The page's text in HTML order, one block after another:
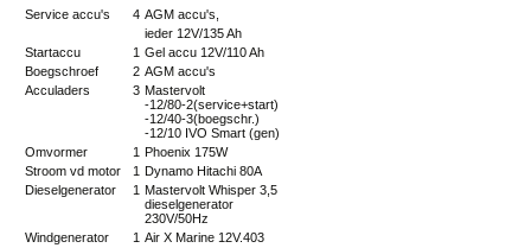
Service accu's 4 AGM accu's,
ieder 12V/135 Ah
Startaccu
1 Gel accu 12V/110 Ah
Boegschroef
2 AGM accu's
Acculaders
3 Mastervolt
-12/80-2(service+start)
-12/40-3(boegschr.)
-12/10 IVO Smart (gen)
Omvormer
1 Phoenix 175W
Stroom vd motor
1 Dynamo Hitachi 80A
Dieselgenerator
1 Mastervolt Whisper 3,5
dieselgenerator
230V/50Hz
Windgenerator
1 Air X Marine 12V.403